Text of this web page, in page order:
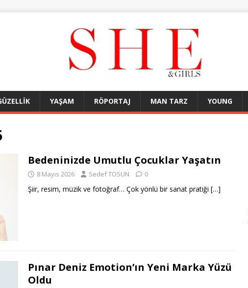
YAŞAM RÖPORTAJ MAN TARZ YOUNG
Bedeninizde Umutlu Çocuklar Yaşatın
8 Mayıs 2026 Sedef TOSUN 0
Şiir, resim, müzik ve fotoğraf… Çok yönlü bir sanat pratiği […]
Pınar Deniz Emotion’ın Yeni Marka Yüzü
Oldu